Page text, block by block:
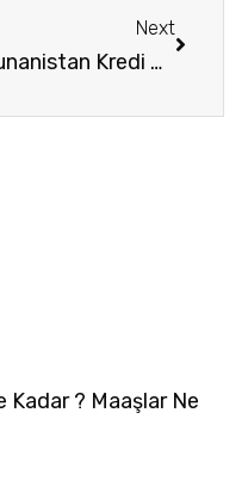
Next
Yunanistan Kredi Notu – 23/01/2021
? Maaşlar Ne